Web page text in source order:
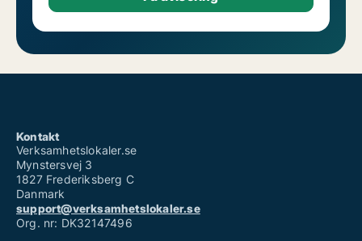
Kontakt
Verksamhetslokaler.se
Mynstersvej 3
1827 Frederiksberg C
Danmark
support@verksamhetslokaler.se
Org. nr: DK32147496